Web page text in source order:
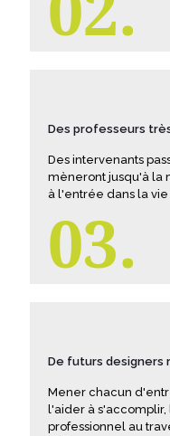
Des professeurs
Des intervenants
mèneront jusqu'à la
à l'entrée dans la
03.
De futurs designers
Mener chacun
l'aider à
professionnel au